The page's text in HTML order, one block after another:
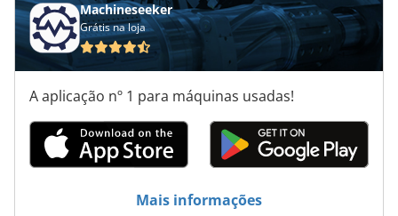
Machineseeker
Grátis na loja
A aplicação nº 1 para máquinas usadas!
Mais informações